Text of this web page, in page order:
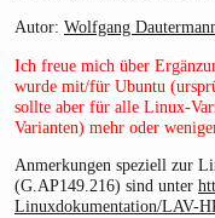
Autor: Wolfgang
Ich freue mich über
wurde mit/für Ubuntu
sollte aber für alle Linux-
Varianten) mehr oder
Anmerkungen speziell zur
(G.AP149.216) sind unter
Linuxdokumentation/LAV-